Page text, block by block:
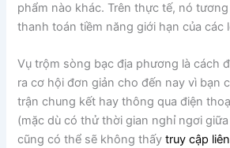
phẩm nào khác. Trên thực tế, nó
thanh toán tiềm năng giới hạn của các
Vụ trộm sòng bạc địa phương là cách
ra cơ hội đơn giản cho đến nay vì bạn
trận chung kết hay thông qua điện
(mặc dù có thử thời gian nghỉ ngơi giữa
cũng có thể sẽ không thấytruy cập